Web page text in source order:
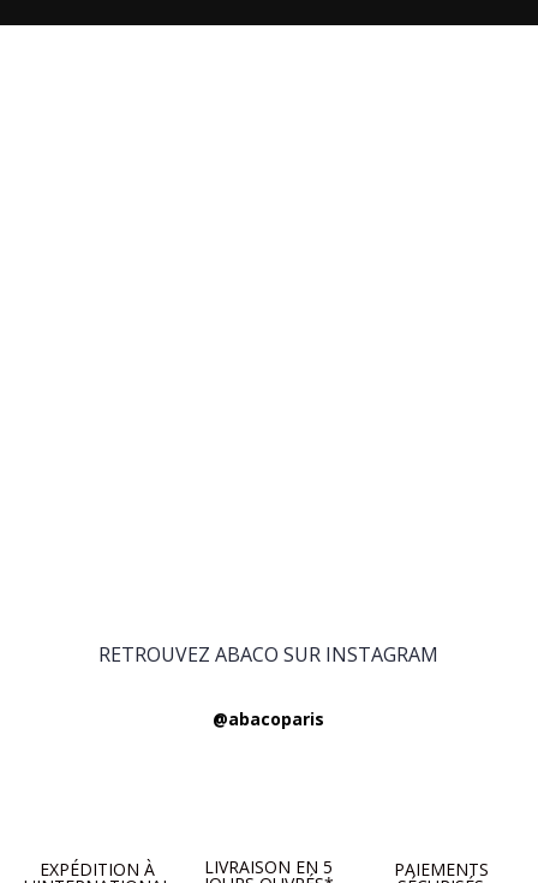
RETROUVEZ ABACO SUR INSTAGRAM
@abacoparis
EXPÉDITION À LIVRAISON EN 5 PAIEMENTS